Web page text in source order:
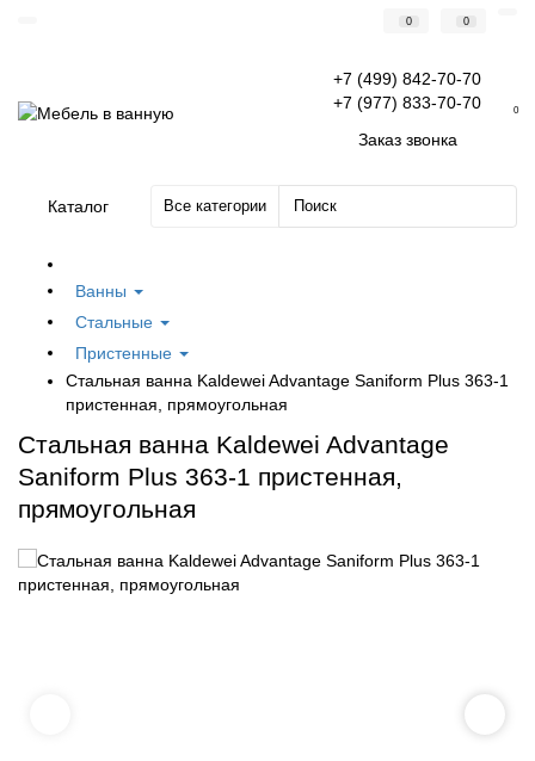
0 0
+7 (499) 842-70-70
+7 (977) 833-70-70
Заказ звонка
0
Каталог Все категории
Ванны
Стальные
Пристенные
Стальная ванна Kaldewei Advantage Saniform Plus 363-1
пристенная, прямоугольная
Стальная ванна Kaldewei Advantage
Saniform Plus 363-1 пристенная,
прямоугольная